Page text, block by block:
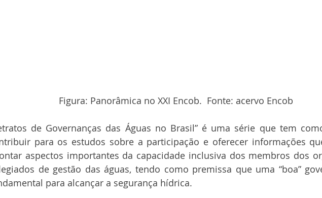
Figura: Panorâmica no XXI Encob.  Fonte: acervo Encob
de Governanças das Águas no Brasil” é uma série que tem
para os estudos sobre a participação e oferecer informações
aspectos importantes da capacidade inclusiva dos membros dos
de gestão das águas, tendo como premissa que uma “boa”
para alcançar a segurança hídrica.